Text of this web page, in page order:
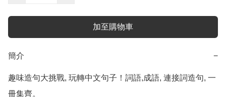
加至購物車
簡介 −
趣味造句大挑戰, 玩轉中文句子！詞語,成語, 連接詞造句, 一
冊集齊。